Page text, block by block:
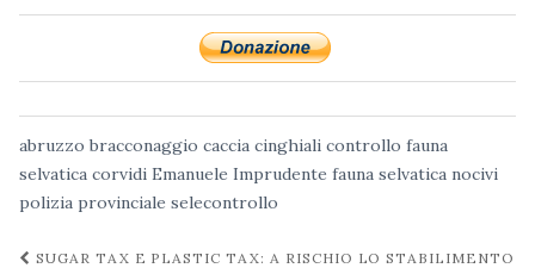
abruzzo bracconaggio caccia cinghiali controllo fauna
selvatica corvidi Emanuele Imprudente fauna selvatica nocivi
polizia provinciale selecontrollo
Navigazione
SUGAR TAX E PLASTIC TAX: A RISCHIO LO STABILIMENTO